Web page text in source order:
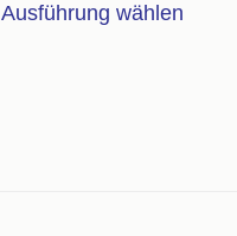
Ausführung wählen